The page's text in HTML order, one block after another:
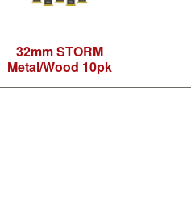
32mm STORM
Metal/Wood 10pk